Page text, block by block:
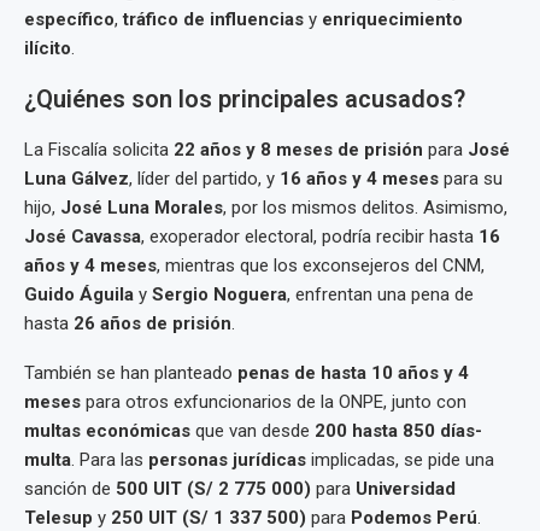
específico,tráfico de influencias y enriquecimiento
ilícito.
¿Quiénes son los principales acusados?
La Fiscalía solicita 22 años y 8 meses de prisión para José
Luna Gálvez, líder del partido, y 16 años y 4 meses para su
hijo, José Luna Morales, por los mismos delitos. Asimismo,
José Cavassa, exoperador electoral, podría recibir hasta 16
años y 4 meses, mientras que los exconsejeros del CNM,
Guido Águila y Sergio Noguera, enfrentan una pena de
hasta 26 años de prisión.
También se han planteado penas de hasta 10 años y 4
meses para otros exfuncionarios de la ONPE, junto con
multas económicas que van desde 200 hasta 850 días-
multa. Para las personas jurídicas implicadas, se pide una
sanción de 500 UIT (S/ 2 775 000) para Universidad
Telesup y 250 UIT (S/ 1 337 500) para Podemos Perú.